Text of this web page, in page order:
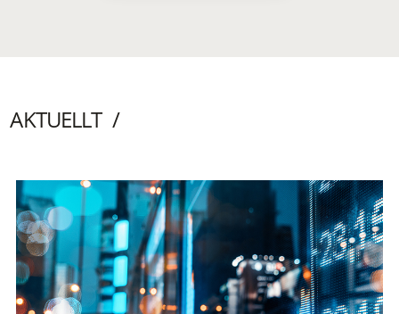
AKTUELLT